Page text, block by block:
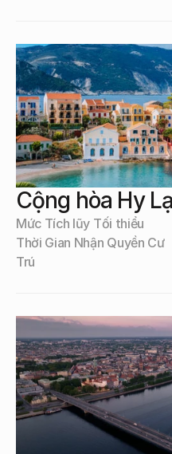
Mức Tích lũy Tối thiểu
Thời Gian Nhận Quyền Cư
Trú
Cộng hòa Hy